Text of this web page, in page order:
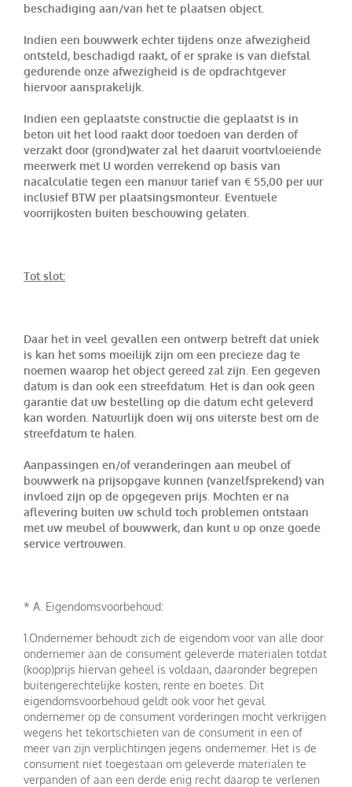
beschadiging aan/van het te plaatsen object.
Indien een bouwwerk echter tijdens onze afwezigheid
ontsteld, beschadigd raakt, of er sprake is van diefstal
gedurende onze afwezigheid is de opdrachtgever
hiervoor aansprakelijk.
Indien een geplaatste constructie die geplaatst is in
beton uit het lood raakt door toedoen van derden of
verzakt door (grond)water zal het daaruit voortvloeiende
meerwerk met U worden verrekend op basis van
nacalculatie tegen een manuur tarief van € 55,00 per uur
inclusief BTW per plaatsingsmonteur. Eventuele
voorrijkosten buiten beschouwing gelaten.
Tot slot:
Daar het in veel gevallen een ontwerp betreft dat uniek
is kan het soms moeilijk zijn om een precieze dag te
noemen waarop het object gereed zal zijn. Een gegeven
datum is dan ook een streefdatum. Het is dan ook geen
garantie dat uw bestelling op die datum echt geleverd
kan worden. Natuurlijk doen wij ons uiterste best om de
streefdatum te halen.
Aanpassingen en/of veranderingen aan meubel of
bouwwerk na prijsopgave kunnen (vanzelfsprekend) van
invloed zijn op de opgegeven prijs. Mochten er na
aflevering buiten uw schuld toch problemen ontstaan
met uw meubel of bouwwerk, dan kunt u op onze goede
service vertrouwen.
* A. Eigendomsvoorbehoud:
1.Ondernemer behoudt zich de eigendom voor van alle door
ondernemer aan de consument geleverde materialen totdat
(koop)prijs hiervan geheel is voldaan, daaronder begrepen
buitengerechtelijke kosten, rente en boetes. Dit
eigendomsvoorbehoud geldt ook voor het geval
ondernemer op de consument vorderingen mocht verkrijgen
wegens het tekortschieten van de consument in een of
meer van zijn verplichtingen jegens ondernemer. Het is de
consument niet toegestaan om geleverde materialen te
verpanden of aan een derde enig recht daarop te verlenen